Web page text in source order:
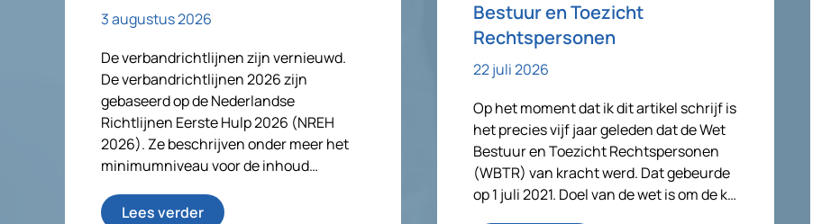
3 augustus 2026
De verbandrichtlijnen zijn vernieuwd.
De verbandrichtlijnen 2026 zijn
gebaseerd op de Nederlandse
Richtlijnen Eerste Hulp 2026 (NREH
2026). Ze beschrijven onder meer het
minimumniveau voor de inhoud…
Lees verder
Bestuur en Toezicht
Rechtspersonen
22 juli 2026
Op het moment dat ik dit artikel schrijf is
het precies vijf jaar geleden dat de Wet
Bestuur en Toezicht Rechtspersonen
(WBTR) van kracht werd. Dat gebeurde
op 1 juli 2021. Doel van de wet is om de k…